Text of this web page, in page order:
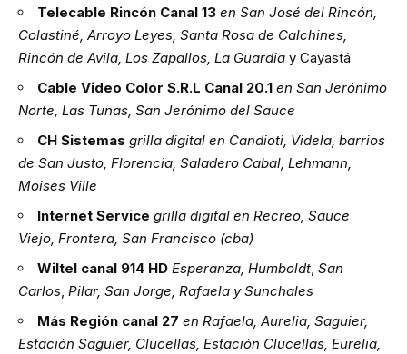
Telecable Rincón Canal 13 en San José del Rincón,
Colastiné, Arroyo Leyes, Santa Rosa de Calchines,
Rincón de Avila, Los Zapallos, La Guardia y Cayastá
Cable Video Color S.R.L Canal 20.1 en San Jerónimo
Norte, Las Tunas, San Jerónimo del Sauce
CH Sistemas grilla digital en Candioti, Videla, barrios
de San Justo, Florencia, Saladero Cabal, Lehmann,
Moises Ville
Internet Service grilla digital en Recreo, Sauce
Viejo, Frontera, San Francisco (cba)
Wiltel canal 914 HD Esperanza, Humboldt, San
Carlos, Pilar, San Jorge, Rafaela y Sunchales
Más Región canal 27 en Rafaela, Aurelia, Saguier,
Estación Saguier, Clucellas, Estación Clucellas, Eurelia,